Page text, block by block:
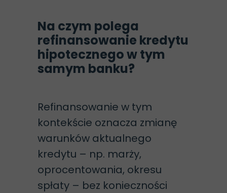
Na czym polega
refinansowanie kredytu
hipotecznego w tym
samym banku?
Refinansowanie w tym
kontekście oznacza zmianę
warunków aktualnego
kredytu – np. marży,
oprocentowania, okresu
spłaty – bez konieczności